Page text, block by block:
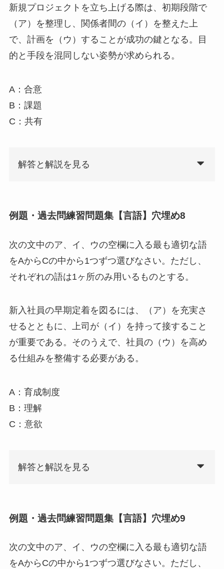
新規プロジェクトを立ち上げる際は、初期段階で
（ア）を整理し、関係者間の（イ）を整えた上
で、計画を（ウ）することが成功の鍵となる。目
的と手段を混同しない姿勢が求められる。
A：合意
B：課題
C：共有
解答と解説を見る
例題・過去問練習問題集【言語】穴埋め8
次の文中のア、イ、ウの空欄に入る最も適切な語
をAからCの中から1つずつ選びなさい。ただし、
それぞれの語は1ヶ所のみ用いるものとする。
新入社員の早期定着を図るには、（ア）を充実さ
せるとともに、上司が（イ）を持って接すること
が重要である。そのうえで、社員の（ウ）を高め
る仕組みを整備する必要がある。
A：育成制度
B：理解
C：意欲
解答と解説を見る
例題・過去問練習問題集【言語】穴埋め9
次の文中のア、イ、ウの空欄に入る最も適切な語
をAからCの中から1つずつ選びなさい。ただし、